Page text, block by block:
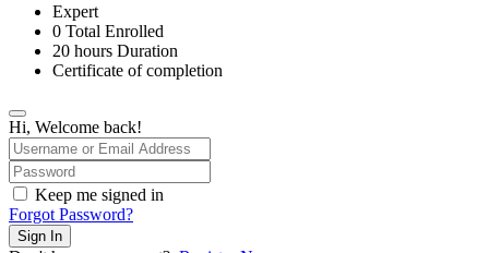
Expert
0 Total Enrolled
20 hours Duration
Certificate of completion
Hi, Welcome back!
Keep me signed in
Forgot Password?
Sign In